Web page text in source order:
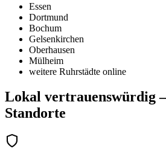
Essen
Dortmund
Bochum
Gelsenkirchen
Oberhausen
Mülheim
weitere Ruhrstädte online
Lokal vertrauenswürdig
Standorte